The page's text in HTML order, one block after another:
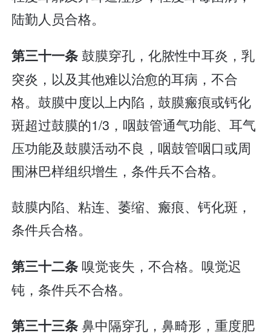
陆勤人员合格。
第三十一条鼓膜穿孔，化脓性中耳炎，乳
突炎，以及其他难以治愈的耳病，不合
格。鼓膜中度以上内陷，鼓膜瘢痕或钙化
斑超过鼓膜的1/3，咽鼓管通气功能、耳气
压功能及鼓膜活动不良，咽鼓管咽口或周
围淋巴样组织增生，条件兵不合格。
鼓膜内陷、粘连、萎缩、瘢痕、钙化斑，
条件兵合格。
第三十二条 嗅觉丧失，不合格。嗅觉迟
钝，条件兵不合格。
第三十三条鼻中隔穿孔，鼻畸形，重度肥